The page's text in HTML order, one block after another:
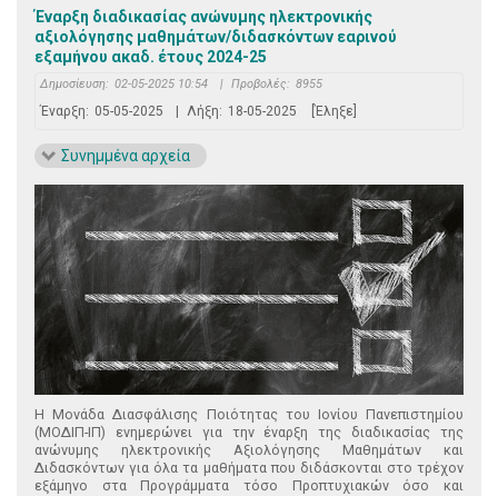
Έναρξη διαδικασίας ανώνυμης ηλεκτρονικής
αξιολόγησης μαθημάτων/διδασκόντων εαρινού
εξαμήνου ακαδ. έτους 2024-25
Δημοσίευση: 02-05-2025 10:54 | Προβολές: 8955
Έναρξη: 05-05-2025 Λήξη: 18-05-2025 [Έληξε]
Συνημμένα αρχεία
Η Μονάδα Διασφάλισης Ποιότητας του Ιονίου Πανεπιστημίου
(ΜΟΔΙΠ-ΙΠ) ενημερώνει για την έναρξη της διαδικασίας της
ανώνυμης ηλεκτρονικής Αξιολόγησης Μαθημάτων και
Διδασκόντων για όλα τα μαθήματα που διδάσκονται στο τρέχον
εξάμηνο στα Προγράμματα τόσο Προπτυχιακών όσο και